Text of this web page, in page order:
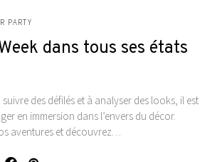
PARTY
dans tous ses états
des défilés et à analyser des looks, il est
en immersion dans l’envers du décor.
aventures et découvrez…